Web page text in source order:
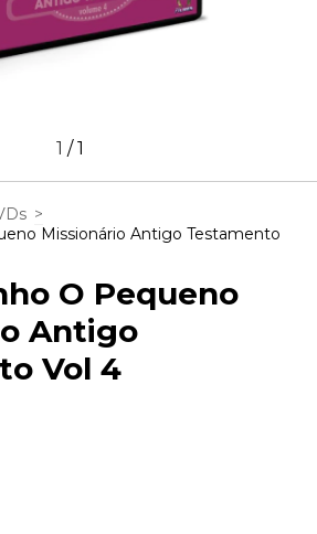
1 /1
>
Missionário Antigo Testamento
O Pequeno
Antigo
Vol 4